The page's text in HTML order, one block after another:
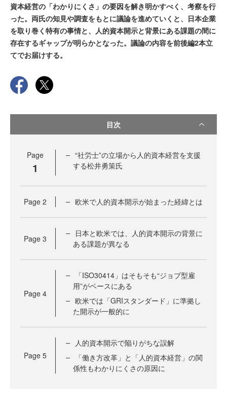
資本経営の「わかりにくさ」の要因を解き明かすべく、考察を行
った。両氏の知見や調査をもとに議論を進めていくと、日本企業
を取り巻く特有の事情と、人的資本開示と背景にある課題の間に
存在するギャップが明らかとなった。議論の内容を前後編2本立
てでお届けする。
目次
Page
1
“社労士”の立場から人的資本経営を支援
する松井勇策氏
Page 2 欧米で人的資本開示が始まった経緯とは
Page 3
日本と欧米では、人的資本開示の背景に
ある課題が異なる
Page 4
「ISO30414」はそもそも“ジョブ型雇
用”がベースにある
欧米では「GRIスタンダード」に準拠し
た開示が一般的に
Page 5
人的資本開示で陥りがちな誤解
「働き方改革」と「人的資本経営」の関
係性もわかりにくさの原因に